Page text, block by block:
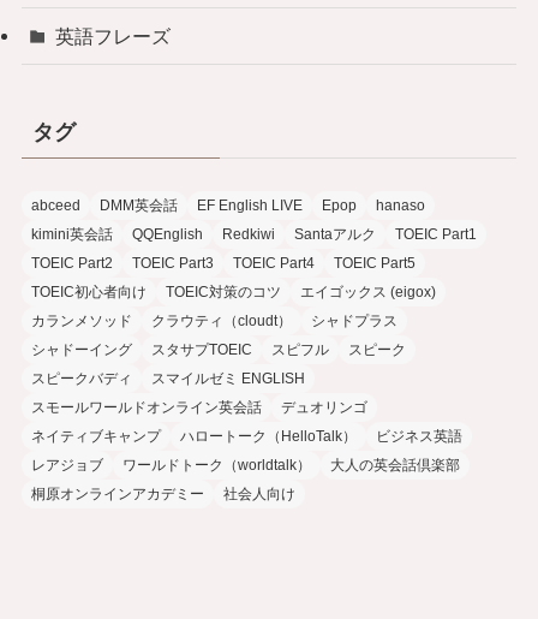
英語フレーズ
タグ
abceed DMM英会話 EF English LIVE Epop
hanaso
kimini英会話
QQEnglish Redkiwi Santaアルク
TOEIC Part1
TOEIC Part2
TOEIC Part3 TOEIC Part4
TOEIC Part5
TOEIC初心者向け
TOEIC対策のコツ
エイゴックス (eigox)
カランメソッド
クラウティ（cloudt）
シャドプラス
シャドーイング
スタサプTOEIC スピフル
スピーク
スピークバディ
スマイルゼミ ENGLISH
スモールワールドオンライン英会話
デュオリンゴ
ネイティブキャンプ
ハロートーク（HelloTalk）
ビジネス英語
レアジョブ
ワールドトーク（worldtalk）
大人の英会話倶楽部
桐原オンラインアカデミー
社会人向け